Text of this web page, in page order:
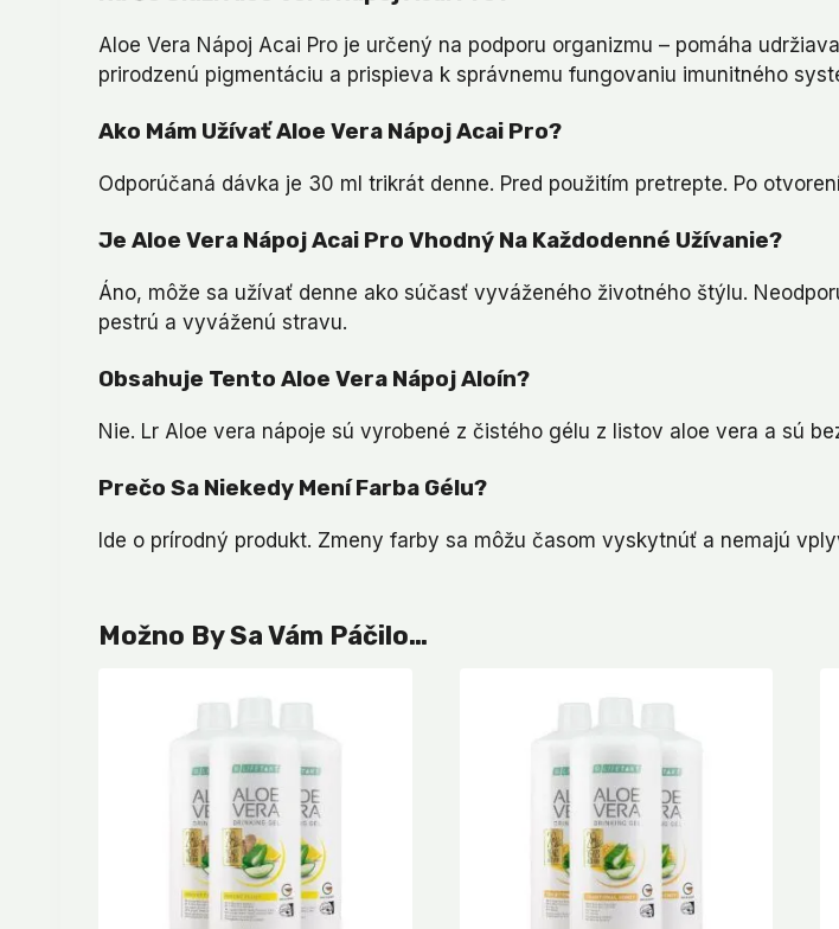
Aloe Vera Nápoj Acai Pro je určený na podporu organizmu – pomáha
prirodzenú pigmentáciu a prispieva k správnemu fungovaniu imunitného
Ako Mám Užívať Aloe Vera Nápoj Acai Pro?
Odporúčaná dávka je 30 ml trikrát denne. Pred použitím pretrepte. Po
Je Aloe Vera Nápoj Acai Pro Vhodný Na Každodenné Užívanie?
Áno, môže sa užívať denne ako súčasť vyváženého životného štýlu.
pestrú a vyváženú stravu.
Obsahuje Tento Aloe Vera Nápoj Aloín?
Nie. Lr Aloe vera nápoje sú vyrobené z čistého gélu z listov aloe vera a sú
Prečo Sa Niekedy Mení Farba Gélu?
Ide o prírodný produkt. Zmeny farby sa môžu časom vyskytnúť a nemajú
Možno By Sa Vám Páčilo…